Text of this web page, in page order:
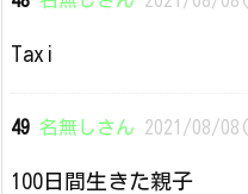
Taxi
49 名無しさん 2021/08/
100日間生きた親子